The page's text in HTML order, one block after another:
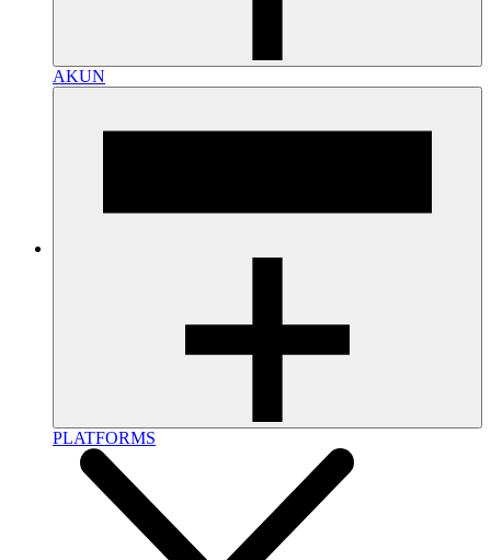
AKUN
PLATFORMS